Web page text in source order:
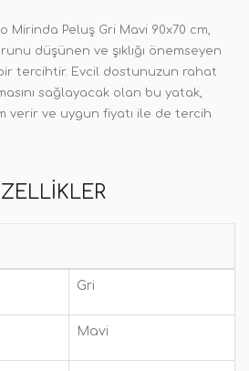
Mirinda Peluş Gri Mavi 90x70 cm,
düşünen ve şıklığı önemseyen
tercihtir. Evcil dostunuzun rahat
sağlayacak olan bu yatak,
verir ve uygun fiyatı ile de tercih
Gri
Mavi